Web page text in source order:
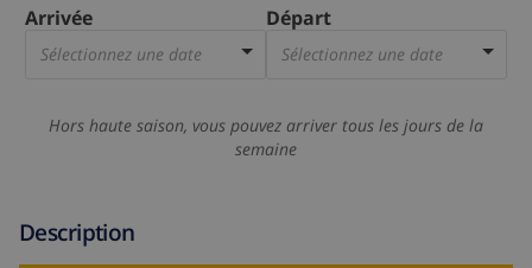
Arrivée
Sélectionnez une date
Départ
Sélectionnez une date
Hors haute saison, vous pouvez arriver tous les jours de la
semaine
Description